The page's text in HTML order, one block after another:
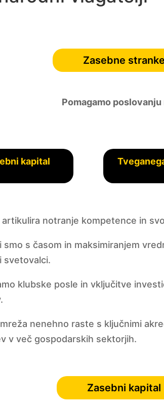
Zasebne stranke
Pomagamo
kapital
artikulira notranje kompetence in
smo s časom in maksimiranjem
svetovalci.
klubske posle in vključitve
nenehno raste s ključnimi
v več gospodarskih sektorjih.
Zasebni kapital